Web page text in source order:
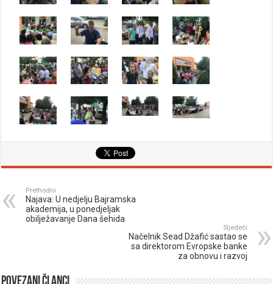
Prethodni
Najava: U nedjelju Bajramska
akademija, u ponedjeljak
obilježavanje Dana šehida
Sljedeći
Načelnik Sead Džafić sastao se
sa direktorom Evropske banke
za obnovu i razvoj